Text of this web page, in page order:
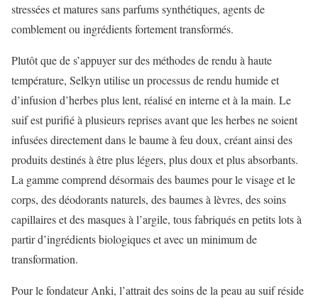
stressées et matures sans parfums synthétiques, agents de
comblement ou ingrédients fortement transformés.
Plutôt que de s’appuyer sur des méthodes de rendu à haute
température, Selkyn utilise un processus de rendu humide et
d’infusion d’herbes plus lent, réalisé en interne et à la main. Le
suif est purifié à plusieurs reprises avant que les herbes ne soient
infusées directement dans le baume à feu doux, créant ainsi des
produits destinés à être plus légers, plus doux et plus absorbants.
La gamme comprend désormais des baumes pour le visage et le
corps, des déodorants naturels, des baumes à lèvres, des soins
capillaires et des masques à l’argile, tous fabriqués en petits lots à
partir d’ingrédients biologiques et avec un minimum de
transformation.
Pour le fondateur Anki, l’attrait des soins de la peau au suif réside